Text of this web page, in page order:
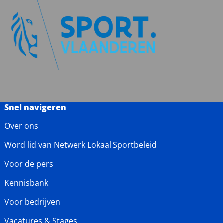
Snel navigeren
Over ons
Word lid van Netwerk Lokaal Sportbeleid
Voor de pers
Kennisbank
Voor bedrijven
Vacatures & Stages